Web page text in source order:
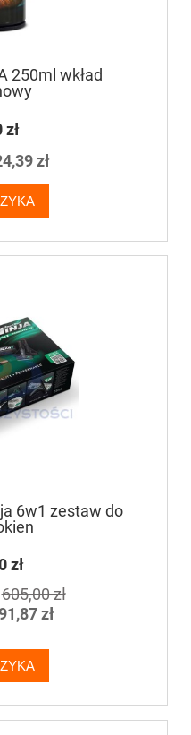
250ml wkład
zł
zł
6w1 zestaw do
zł
605,00 zł
zł